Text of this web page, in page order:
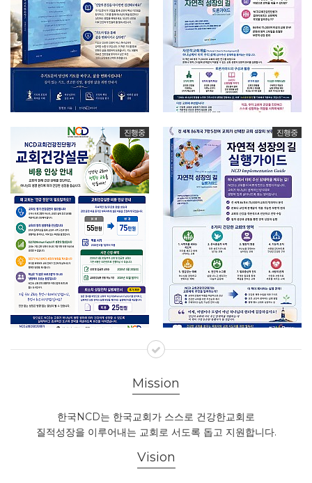
진행중 진행중
Mission
한국NCD는 한국교회가 스스로 건강한교회로
질적성장을 이루어내는 교회로 서도록 돕고 지원합니다.
Vision